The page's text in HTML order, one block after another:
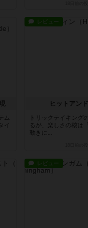
ム
イ
レビュー
ヒットアン
トリックテイキング
るが、楽しさの核は
動きに...
レビュー